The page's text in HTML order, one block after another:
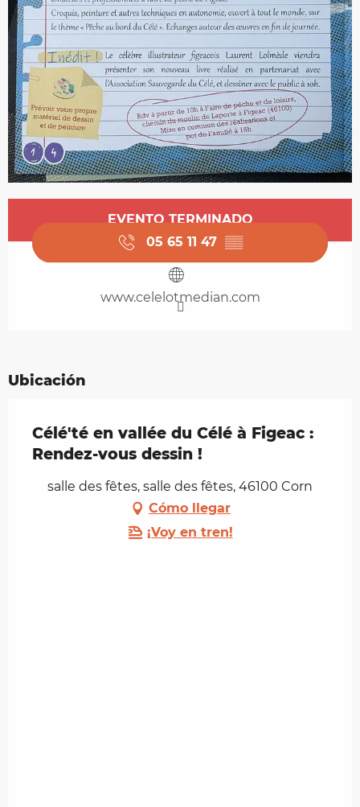
Horarios y datos de contacto
EVENTO TERMINADO
05 65 11 47 ▒▒
www.celelotmedian.com
Ubicación
Célé'té en vallée du Célé à Figeac :
Rendez-vous dessin !
salle des fêtes, salle des fêtes, 46100 Corn
Cómo llegar
¡Voy en tren!